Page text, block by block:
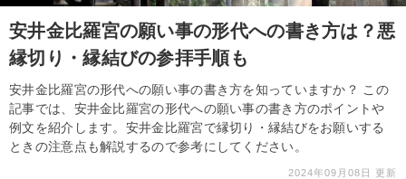
安井金比羅宮の願い事の形代への書き方は？悪
縁切り・縁結びの参拝手順も
安井金比羅宮の形代への願い事の書き方を知っていますか？ この
記事では、安井金比羅宮の形代への願い事の書き方のポイントや
例文を紹介します。安井金比羅宮で縁切り・縁結びをお願いする
ときの注意点も解説するので参考にしてください。
2024年09月08日 更新